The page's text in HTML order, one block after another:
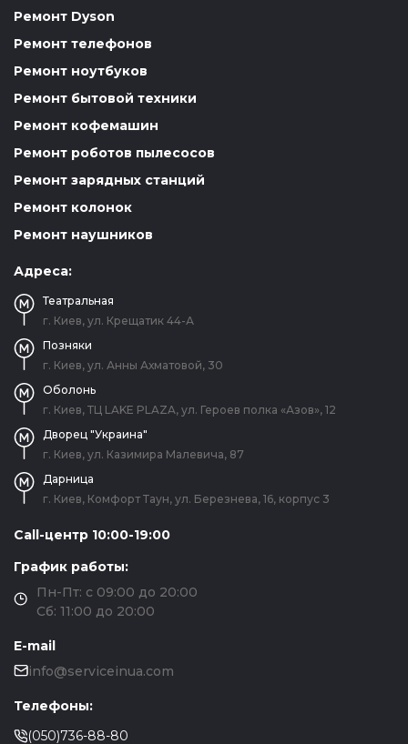
Ремонт Dyson
Ремонт телефонов
Ремонт ноутбуков
Ремонт бытовой техники
Ремонт кофемашин
Ремонт роботов пылесосов
Ремонт зарядных станций
Ремонт колонок
Ремонт наушников
Адреса:
Театральная
г. Киев, ул. Крещатик 44-А
Позняки
г. Киев, ул. Анны Ахматовой, 30
Оболонь
г. Киев, ТЦ LAKE PLAZA, ул. Героев полка «Азов», 12
Дворец "Украина"
г. Киев, ул. Казимира Малевича, 87
Дарница
г. Киев, Комфорт Таун, ул. Березнева, 16, корпус 3
Call-центр 10:00-19:00
График работы:
Пн-Пт: с 09:00 до 20:00
Сб: 11:00 до 20:00
E-mail
info@serviceinua.com
Телефоны:
(050)736-88-80